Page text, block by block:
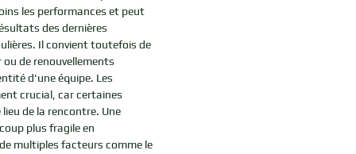
les performances et peut
des dernières
Il convient toutefois de
de renouvellements
d'une équipe. Les
crucial, car certaines
de la rencontre. Une
plus fragile en
multiples facteurs comme le